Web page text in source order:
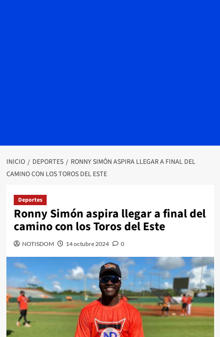
INICIO DEPORTES
RONNY SIMÓN ASPIRA LLEGAR A FINAL DEL
CAMINO CON LOS TOROS DEL ESTE
Deportes
Ronny Simón aspira llegar a final del
camino con los Toros del Este
NOTISDOM 14 octubre 2024 0